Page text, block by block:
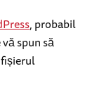
, probabil
spun să